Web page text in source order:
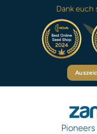
Dank euch